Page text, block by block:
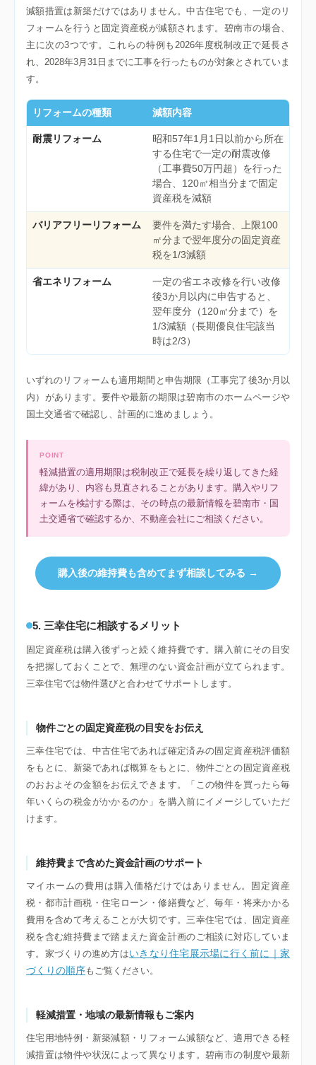
減額措置は新築だけではありません。中古住宅でも、一定のリ
フォームを行うと固定資産税が減額されます。碧南市の場合、
主に次の3つです。これらの特例も2026年度税制改正で延長さ
れ、2028年3月31日までに工事を行ったものが対象とされていま
す。
リフォームの種類 減額内容
耐震リフォーム
昭和57年1月1日以前から所在
する住宅で一定の耐震改修
（工事費50万円超）を行った
場合、120㎡相当分まで固定
資産税を減額
バリアフリーリフォーム
要件を満たす場合、上限100
㎡分まで翌年度分の固定資産
税を1/3減額
省エネリフォーム
一定の省エネ改修を行い改修
後3か月以内に申告すると、
翌年度分（120㎡分まで）を
1/3減額（長期優良住宅該当
時は2/3）
いずれのリフォームも適用期間と申告期限（工事完了後3か月以
内）があります。要件や最新の期限は碧南市のホームページや
国土交通省で確認し、計画的に進めましょう。
POINT
軽減措置の適用期限は税制改正で延長を繰り返してきた経
緯があり、内容も見直されることがあります。購入やリフ
ォームを検討する際は、その時点の最新情報を碧南市・国
土交通省で確認するか、不動産会社にご相談ください。
購入後の維持費も含めてまず相談してみる →
5. 三幸住宅に相談するメリット
固定資産税は購入後ずっと続く維持費です。購入前にその目安
を把握しておくことで、無理のない資金計画が立てられます。
三幸住宅では物件選びと合わせてサポートします。
物件ごとの固定資産税の目安をお伝え
三幸住宅では、中古住宅であれば確定済みの固定資産税評価額
をもとに、新築であれば概算をもとに、物件ごとの固定資産税
のおおよその金額をお伝えできます。「この物件を買ったら毎
年いくらの税金がかかるのか」を購入前にイメージしていただ
けます。
維持費まで含めた資金計画のサポート
マイホームの費用は購入価格だけではありません。固定資産
税・都市計画税・住宅ローン・修繕費など、毎年・将来かかる
費用を含めて考えることが大切です。三幸住宅では、固定資産
税を含む維持費まで踏まえた資金計画のご相談に対応していま
す。家づくりの進め方はいきなり住宅展示場に行く前に｜家
づくりの順序もご覧ください。
軽減措置・地域の最新情報もご案内
住宅用地特例・新築減額・リフォーム減額など、適用できる軽
減措置は物件や状況によって異なります。碧南市の制度や最新